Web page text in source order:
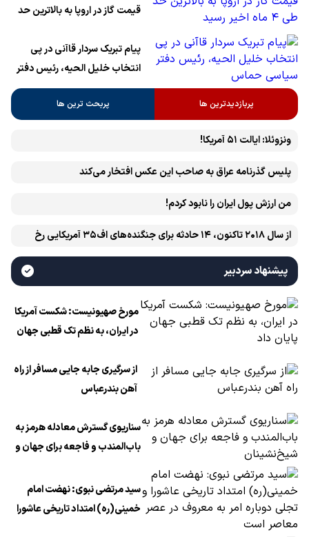
قیمت گاز در اروپا به بالاترین حد
پیام تبریک سردار قاآنی در پی
انتخاب خلیل الحیه، رئیس دفتر
سیاسی حماس
پربازدیدترین ها پربحث ترین ها
ونزوئلا: ایالت ۵۱ آمریکا!
پلیس گذرنامه عراق به صاحب این عکس افتخار می‌کند
من ارزش پول ایران را نابود کردم!
از سال ۲۰۱۸ تاکنون، ۱۴ حادثه برای جنگنده‌های اف۳۵ آمریکایی رخ
داده است
پیشنهاد سردبیر
مورخ صهیونیست: شکست آمریکا
در ایران، به نظم تک قطبی جهان
از سرگیری جابه جایی مسافر از راه
آهن بندرعباس
سناریوی گسترش معادله هرمز به
باب‌المندب و فاجعه برای جهان و
سید مرتضی نبوی: نهضت امام
خمینی(ره) امتداد تاریخی عاشورا